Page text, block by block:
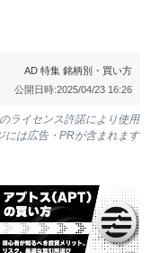
AD 特集 銘柄別・買い方
公開日時:2025/04/23 16:26
ライセンス許諾により使用
には広告・PRが含まれます